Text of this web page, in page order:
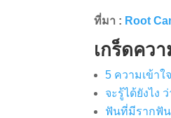
ที่มา : Root
เกร็ดคว
5 ความเข้าใ
จะรู้ได้ยังไง
ฟันที่มีรากฟัน